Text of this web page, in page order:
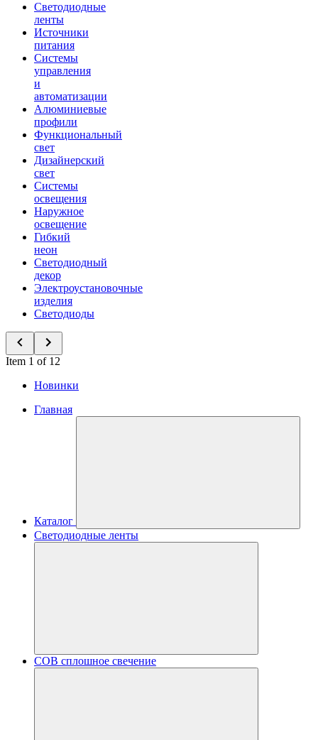
Светодиодные
ленты
Источники
питания
Системы
управления
и
автоматизации
Алюминиевые
профили
Функциональный
свет
Дизайнерский
свет
Системы
освещения
Наружное
освещение
Гибкий
неон
Светодиодный
декор
Электроустановочные
изделия
Светодиоды
Item 1 of 12
Новинки
Главная
Каталог
Светодиодные ленты
COB сплошное свечение